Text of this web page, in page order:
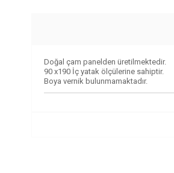
Doğal çam panelden üretilmektedir.
90 x190 İç yatak ölçülerine sahiptir.
Boya vernik bulunmamaktadır.